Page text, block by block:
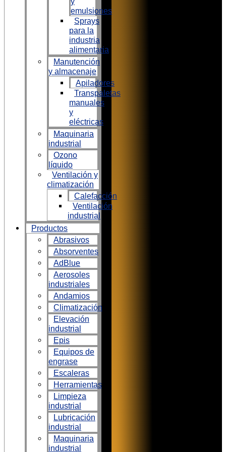
emulsiones
Sprays
para la
industria
alimentaria
Manutención
y almacenaje
Apiladores
Transpaletas
manuales
y
eléctricas
Maquinaria
industrial
Ozono
líquido
Ventilación y
climatización
Calefacción
Ventilación
industrial
Productos
Abrasivos
Absorventes
AdBlue
Aerosoles
industriales
Andamios
Climatización
Elevación
industrial
Epis
Equipos de
engrase
Escaleras
Herramientas
Limpieza
industrial
Lubricación
industrial
Maquinaria
industrial